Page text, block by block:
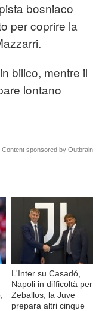
bosniaco
per coprire la
bilico, mentre il
lontano
Content sponsored by Outbrain
L'Inter su Casadó,
Napoli in difficoltà per
Zeballos, la Juve
prepara altri cinque